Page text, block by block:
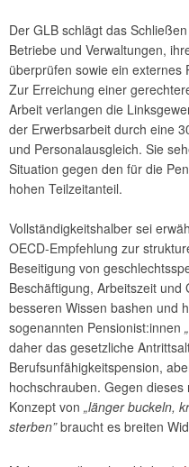
Der GLB schlägt das
Betriebe und Verwaltungen,
überprüfen sowie ein externes
Zur Erreichung einer
Arbeit verlangen die
der Erwerbsarbeit durch eine
und Personalausgleich. Sie
Situation gegen den für die
hohen Teilzeitanteil.
Vollständigkeitshalber sei
OECD-Empfehlung zur
Beseitigung von
Beschäftigung, Arbeitszeit
besseren Wissen bashen und
sogenannten Pensionist:innen
daher das gesetzliche
Berufsunfähigkeitspension,
hochschrauben. Gegen
Konzept von „länger buckeln,
sterben”braucht es breiten